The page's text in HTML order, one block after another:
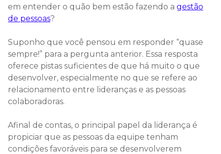
em entender o quão bem estão fazendo a gestão
de pessoas?
Suponho que você pensou em responder “quase
sempre!” para a pergunta anterior. Essa resposta
oferece pistas suficientes de que há muito o que
desenvolver, especialmente no que se refere ao
relacionamento entre lideranças e as pessoas
colaboradoras.
Afinal de contas, o principal papel da liderança é
propiciar que as pessoas da equipe tenham
condições favoráveis para se desenvolverem